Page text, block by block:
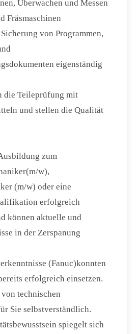
Überwachen und Messen
Fräsmaschinen
von Programmen,
eigenständig
die Teileprüfung mit
und stellen die Qualität
zum
w),
(m/w) oder eine
erfolgreich
können aktuelle und
in der Zerspanung
(Fanuc)konnten
erfolgreich einsetzen.
technischen
Sie selbstverständlich.
spiegelt sich